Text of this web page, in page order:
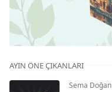
AYIN ÖNE ÇIKANLARI
Sema Doğan